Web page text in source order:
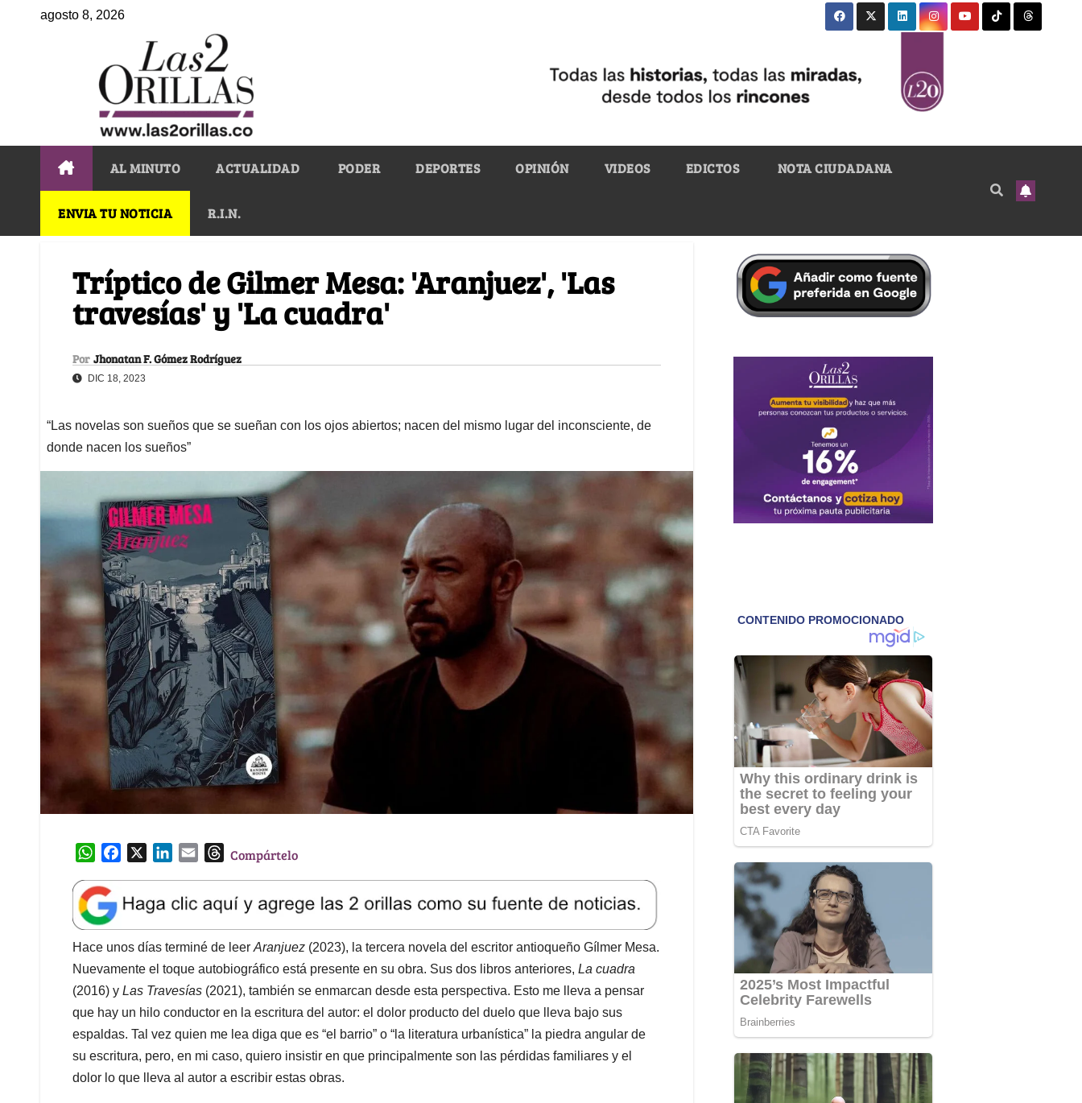
agosto 8, 2026
AL MINUTO ACTUALIDAD PODER DEPORTES OPINIÓN VIDEOS EDICTOS NOTA CIUDADANA
ENVIA TU NOTICIA R.I.N.
Tríptico de Gilmer Mesa: 'Aranjuez', 'Las
travesías' y 'La cuadra'
Por Jhonatan F. Gómez Rodríguez
DIC 18, 2023
“Las novelas son sueños que se sueñan con los ojos abiertos; nacen del mismo lugar del inconsciente, de
donde nacen los sueños”
W
a
t
s
A
p
p
e
b
o
o
k
k
e
d
I
n
l
T
e
a
d
s
Compártelo
Hace unos días terminé de leerAranjuez (2023), la tercera novela del escritor antioqueño Gílmer Mesa.
Nuevamente el toque autobiográfico está presente en su obra. Sus dos libros anteriores, La cuadra
(2016) y Las Travesías (2021), también se enmarcan desde esta perspectiva. Esto me lleva a pensar
que hay un hilo conductor en la escritura del autor: el dolor producto del duelo que lleva bajo sus
espaldas. Tal vez quien me lea diga que es “el barrio” o “la literatura urbanística” la piedra angular de
su escritura, pero, en mi caso, quiero insistir en que principalmente son las pérdidas familiares y el
dolor lo que lleva al autor a escribir estas obras.